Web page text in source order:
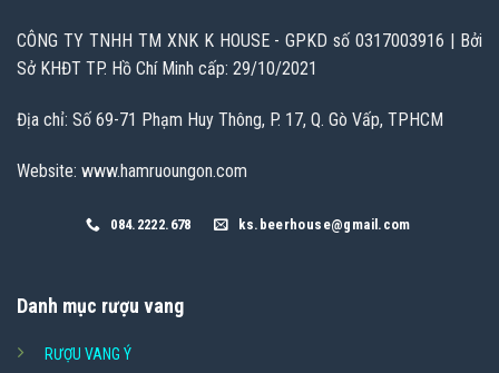
CÔNG TY TNHH TM XNK K HOUSE - GPKD số 0317003916 | Bởi
Sở KHĐT TP. Hồ Chí Minh cấp: 29/10/2021
Địa chỉ: Số 69-71 Phạm Huy Thông, P. 17, Q. Gò Vấp, TPHCM
Website: www.hamruoungon.com
084.2222.678 ks.beerhouse@gmail.com
Danh mục rượu vang
RƯỢU VANG Ý